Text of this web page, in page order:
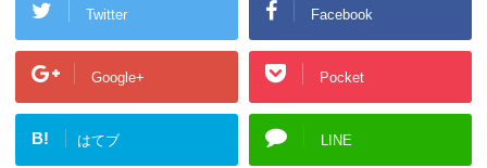
Twitter Facebook
Google+ Pocket
B! はてブ LINE